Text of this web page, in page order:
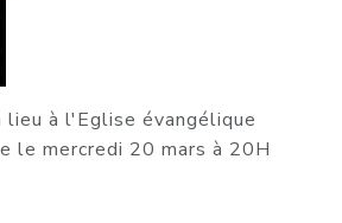
lieu à l'Eglise évangélique
le mercredi 20 mars à 20H